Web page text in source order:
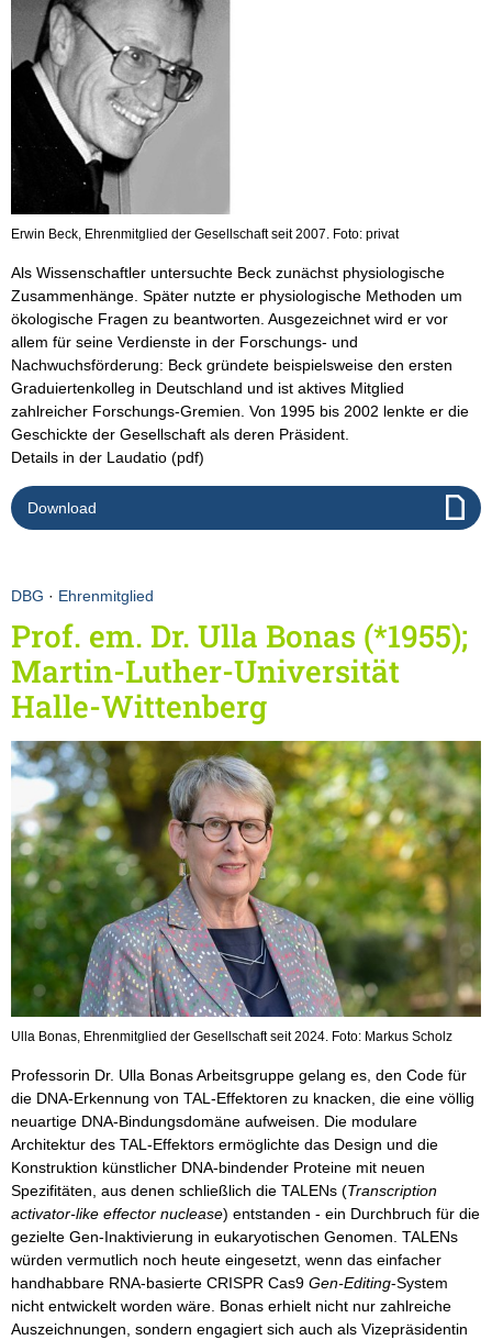
Erwin Beck, Ehrenmitglied der Gesellschaft seit 2007. Foto: privat
Als Wissenschaftler untersuchte Beck zunächst physiologische
Zusammenhänge. Später nutzte er physiologische Methoden um
ökologische Fragen zu beantworten. Ausgezeichnet wird er vor
allem für seine Verdienste in der Forschungs- und
Nachwuchsförderung: Beck gründete beispielsweise den ersten
Graduiertenkolleg in Deutschland und ist aktives Mitglied
zahlreicher Forschungs-Gremien. Von 1995 bis 2002 lenkte er die
Geschickte der Gesellschaft als deren Präsident.
Details in der Laudatio (pdf)
Download
DBG · Ehrenmitglied
Prof. em. Dr. Ulla Bonas (*1955);
Martin-Luther-Universität
Halle-Wittenberg
Ulla Bonas, Ehrenmitglied der Gesellschaft seit 2024. Foto: Markus Scholz
Professorin Dr. Ulla Bonas Arbeitsgruppe gelang es, den Code für
die DNA-Erkennung von TAL-Effektoren zu knacken, die eine völlig
neuartige DNA-Bindungsdomäne aufweisen. Die modulare
Architektur des TAL-Effektors ermöglichte das Design und die
Konstruktion künstlicher DNA-bindender Proteine mit neuen
Spezifitäten, aus denen schließlich die TALENs (Transcription
activator-like effector nuclease) entstanden - ein Durchbruch für die
gezielte Gen-Inaktivierung in eukaryotischen Genomen. TALENs
würden vermutlich noch heute eingesetzt, wenn das einfacher
handhabbare RNA-basierte CRISPR Cas9 Gen-Editing-System
nicht entwickelt worden wäre. Bonas erhielt nicht nur zahlreiche
Auszeichnungen, sondern engagiert sich auch als Vizepräsidentin